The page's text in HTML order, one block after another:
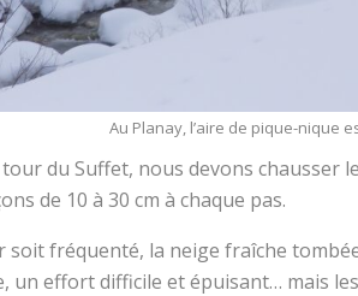
Au Planay, l’aire de pique-nique
du Suffet, nous devons chausser
de 10 à 30 cm à chaque pas.
soit fréquenté, la neige fraîche
un effort difficile et épuisant… mais